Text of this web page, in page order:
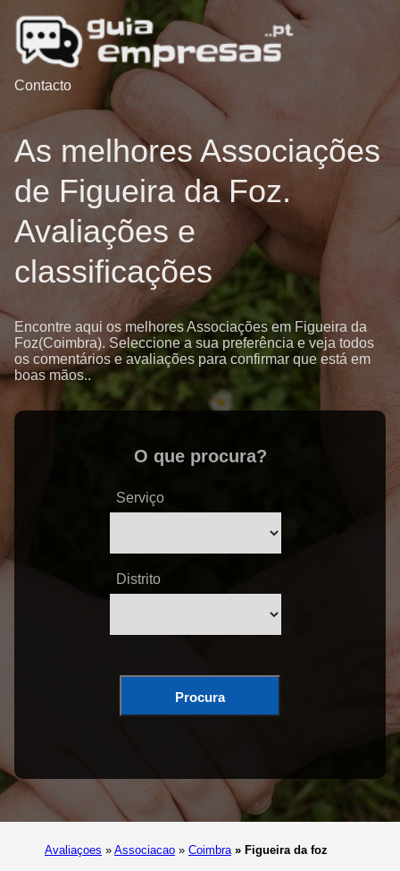
Contacto
As melhores Associações
de Figueira da Foz.
Avaliações e
classificações
Encontre aqui os melhores Associações em Figueira da
Foz(Coimbra). Seleccione a sua preferência e veja todos
os comentários e avaliações para confirmar que está em
boas mãos..
O que procura?
Serviço
Distrito
Procura
Avaliaçoes » Associacao » Coimbra » Figueira da foz